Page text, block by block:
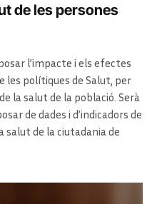
de les persones
l’impacte i els efectes
les polítiques de Salut, per
la salut de la població. Serà
de dades i d’indicadors de
salut de la ciutadania de